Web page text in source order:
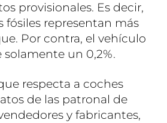
provisionales. Es decir,
fósiles representan más
Por contra, el vehículo
un 0,2%.
respecta a coches
de las patronal de
y fabricantes,